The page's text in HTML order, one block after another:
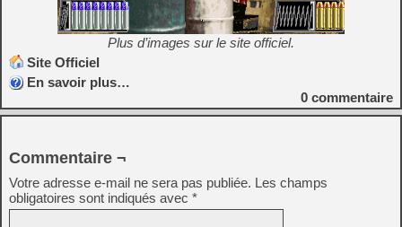
Plus d’images sur le site officiel.
Site Officiel
En savoir plus…
0 commentaire
Commentaire ¬
Votre adresse e-mail ne sera pas publiée. Les champs
obligatoires sont indiqués avec *